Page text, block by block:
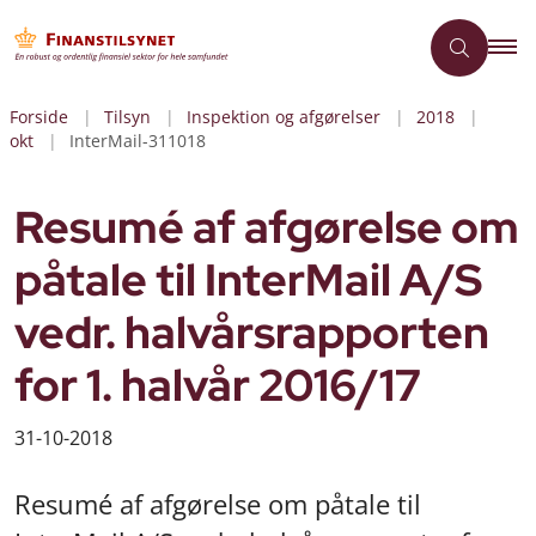
Forside Tilsyn Inspektion og afgørelser
2018
okt
InterMail-311018
Resumé af afgørelse om
påtale til InterMail A/S
vedr. halvårsrapporten
for 1. halvår 2016/17
31-10-2018
Resumé af afgørelse om påtale til